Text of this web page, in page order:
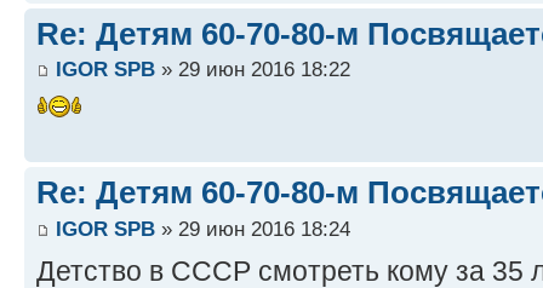
Re: Детям 60-70-80-м
IGOR SPB » 29 июн 2016 18:22
Re: Детям 60-70-80-м
IGOR SPB » 29 июн 2016 18:24
Детство в СССР смотреть кому за 35